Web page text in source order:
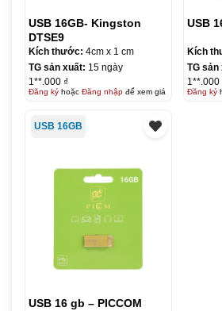
USB 16GB- Kingston
DTSE9
Kích thước: 4cm x 1 cm
TG sản xuất: 15 ngày
1**.000 ₫
Đăng kýhoặc Đăng nhậpđể xem giá
USB
Kích
TG sản
1**.000
Đăng ký
USB 16GB
USB 16 gb – PICCOM